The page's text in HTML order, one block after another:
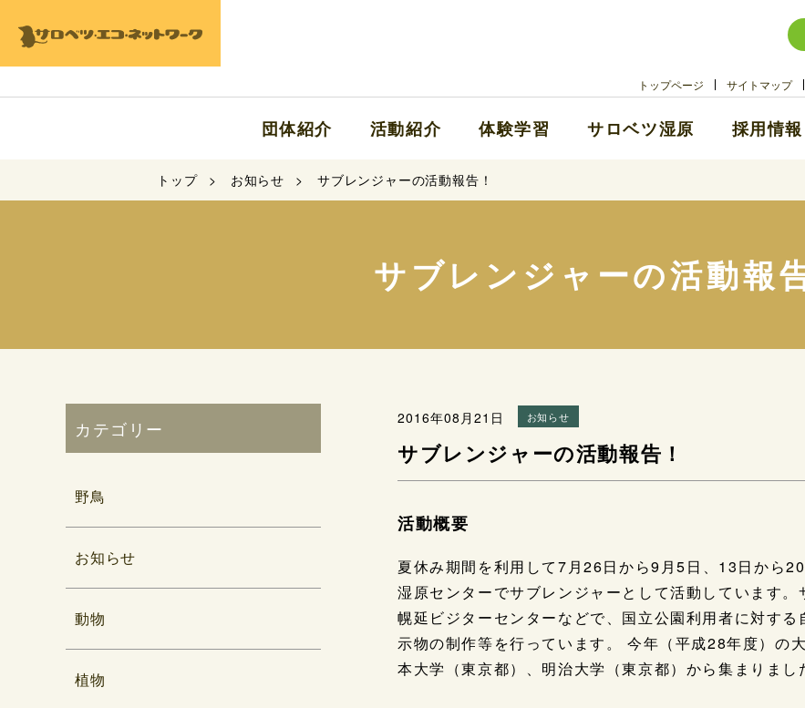
トップページ サイトマップ
団体紹介 活動紹介 体験学習 サロベツ湿原 採用情報
トップ お知らせ サブレンジャーの活動報告！
サブレンジャーの活動報
2016年08月21日 お知らせ
サブレンジャーの活動報告！
活動概要
夏休み期間を利用して7月26日から9月5日、13日から
湿原センターでサブレンジャーとして活動しています
幌延ビジターセンターなどで、国立公園利用者に対す
示物の制作等を行っています。 今年（平成28年度）の
本大学（東京都）、明治大学（東京都）から集まりまし
カテゴリー
野鳥
お知らせ
動物
植物